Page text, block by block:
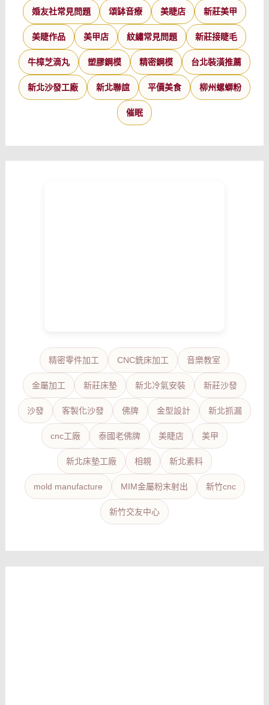
婚友社常見問題 頌缽音療 美睫店 新莊美甲
美睫作品 美甲店 紋繡常見問題 新莊接睫毛
牛樟芝滴丸 塑膠鋼模 精密鋼模 台北裝潢推薦
新北沙發工廠 新北聯誼 平價美食 柳州螺螄粉
催眠
精密零件加工 CNC銑床加工 音樂教室
金屬加工 新莊床墊 新北冷氣安裝 新莊沙發
沙發 客製化沙發 佛牌 金型設計 新北抓漏
cnc工廠 泰國老佛牌 美睫店 美甲
新北床墊工廠 相親 新北素料
mold manufacture MIM金屬粉末射出 新竹cnc
新竹交友中心